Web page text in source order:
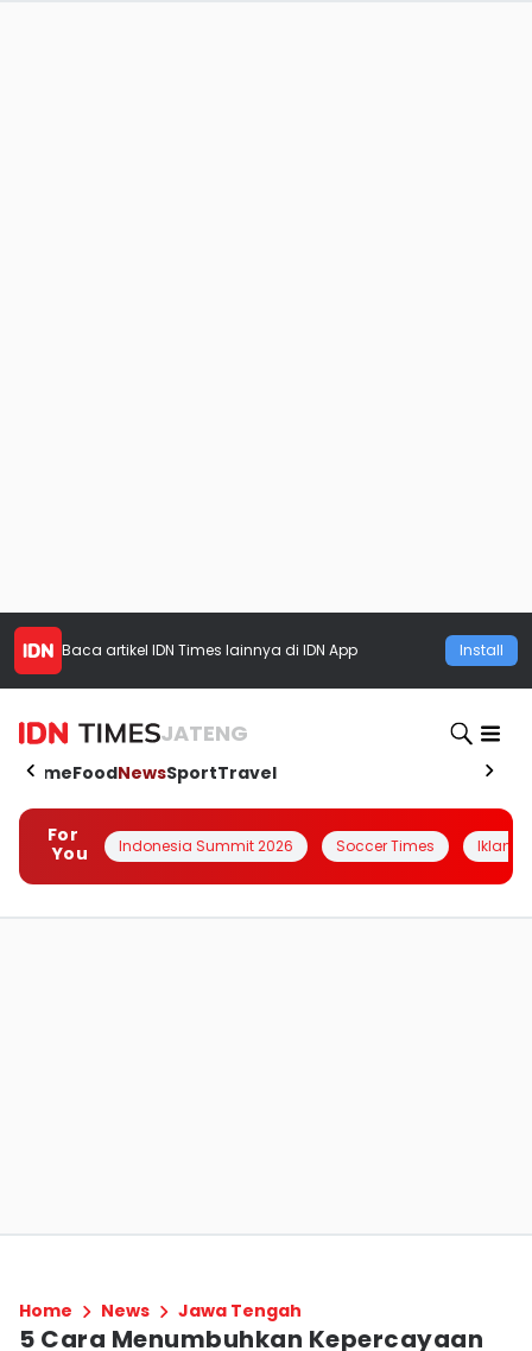
Baca artikel IDN Times lainnya di IDN App Install
JATENG
HomeFoodNewsSportTravel
For
You
Indonesia Summit 2026 Soccer Times Iklanin
Home News Jawa Tengah
5 Cara Menumbuhkan Kepercayaan